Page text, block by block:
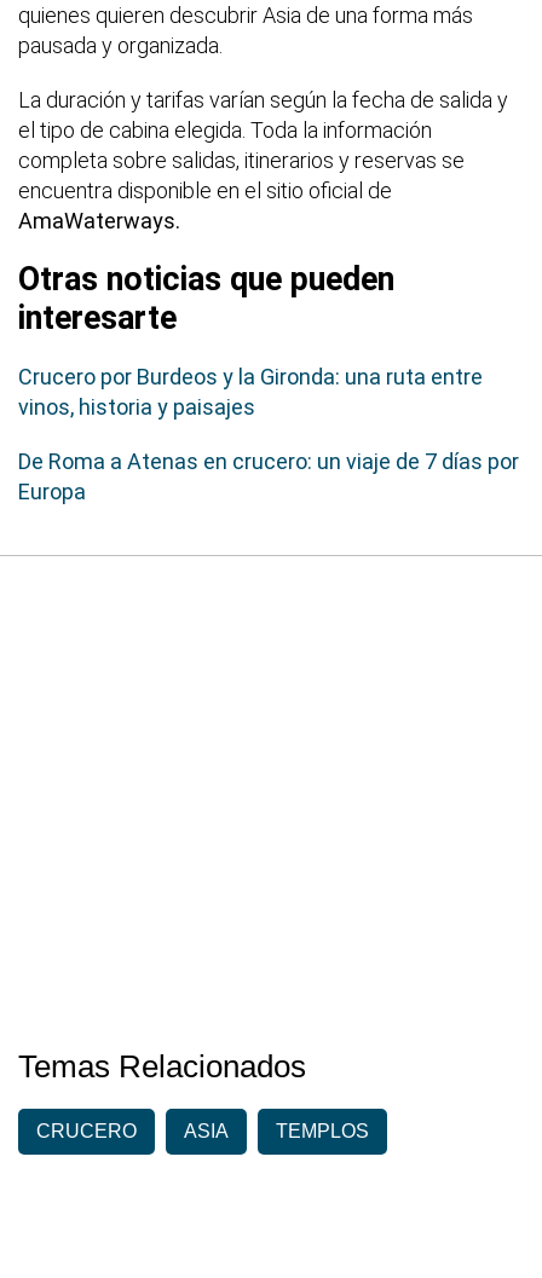
quienes quieren descubrir Asia de una forma más
pausada y organizada.
La duración y tarifas varían según la fecha de salida y
el tipo de cabina elegida. Toda la información
completa sobre salidas, itinerarios y reservas se
encuentra disponible en el sitio oficial de
AmaWaterways.
Otras noticias que pueden
interesarte
Crucero por Burdeos y la Gironda: una ruta entre
vinos, historia y paisajes
De Roma a Atenas en crucero: un viaje de 7 días por
Europa
Temas Relacionados
CRUCERO ASIA TEMPLOS